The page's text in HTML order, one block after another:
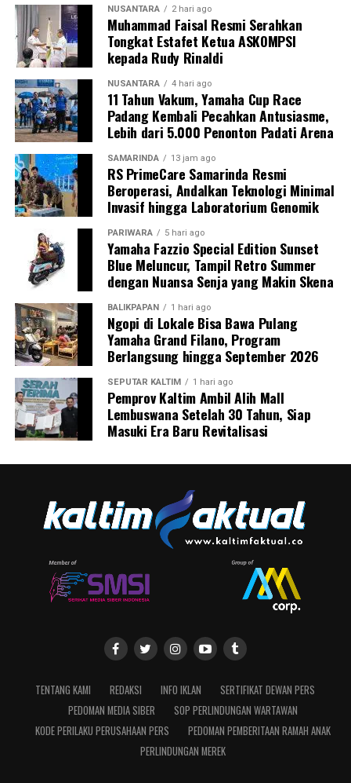
NUSANTARA 2 hari ago
Muhammad Faisal Resmi Serahkan
Tongkat Estafet Ketua ASKOMPSI
kepada Rudy Rinaldi
NUSANTARA 4 hari ago
11 Tahun Vakum, Yamaha Cup Race
Padang Kembali Pecahkan Antusiasme,
Lebih dari 5.000 Penonton Padati Arena
SAMARINDA 13 jam ago
RS PrimeCare Samarinda Resmi
Beroperasi, Andalkan Teknologi Minimal
Invasif hingga Laboratorium Genomik
PARIWARA 5 hari ago
Yamaha Fazzio Special Edition Sunset
Blue Meluncur, Tampil Retro Summer
dengan Nuansa Senja yang Makin Skena
BALIKPAPAN 1 hari ago
Ngopi di Lokale Bisa Bawa Pulang
Yamaha Grand Filano, Program
Berlangsung hingga September 2026
SEPUTAR KALTIM 1 hari ago
Pemprov Kaltim Ambil Alih Mall
Lembuswana Setelah 30 Tahun, Siap
Masuki Era Baru Revitalisasi
TENTANG KAMI REDAKSI INFO IKLAN
SERTIFIKAT DEWAN PERS
PEDOMAN MEDIA SIBER
SOP PERLINDUNGAN WARTAWAN
KODE PERILAKU PERUSAHAAN PERS
PEDOMAN PEMBERITAAN RAMAH ANAK
PERLINDUNGAN MEREK